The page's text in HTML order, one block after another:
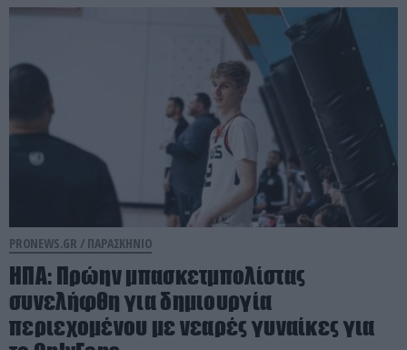
PRONEWS.GR / ΠΑΡΑΣΚΗΝΙΟ
ΗΠΑ: Πρώην μπασκετμπολίστας
συνελήφθη για δημιουργία
περιεχομένου με νεαρές γυναίκες για